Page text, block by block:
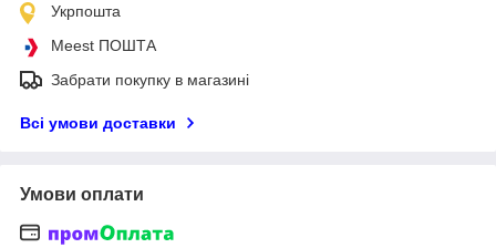
Укрпошта
Meest ПОШТА
Забрати покупку в магазині
Всі умови доставки
Умови оплати